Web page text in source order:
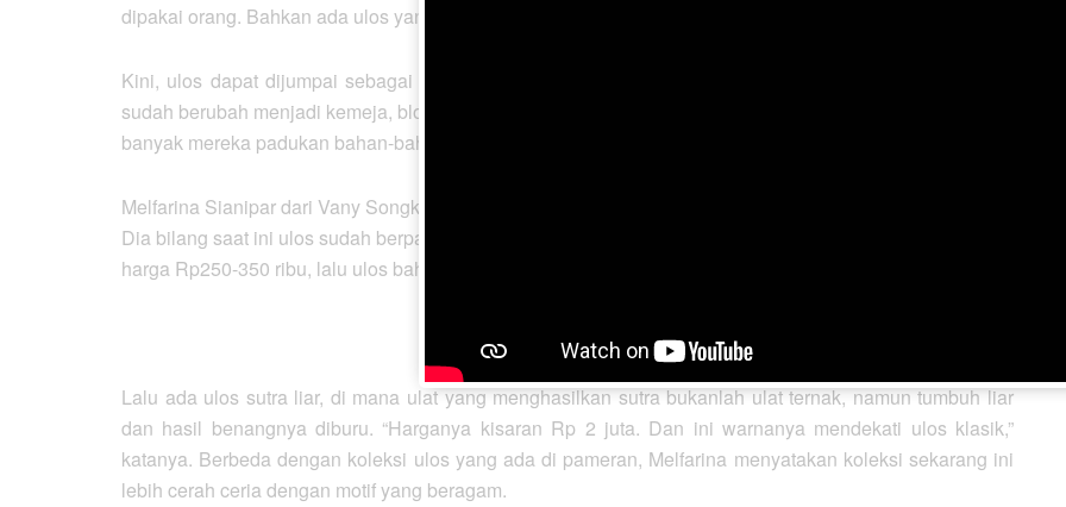
dipakai orang. Bahkan ada ulos yang hanya boleh dipakai oleh orang yang memiliki cucu.
Kini, ulos dapat dijumpai sebagai produk fashion yang apik. Bentuknya tak hanya berbentuk kain, tapi
sudah berubah menjadi kemeja, blouse, gaun, hingga berbagai jenis pernak-pernik. “Ulos sebagai fashion
banyak mereka padukan bahan-bahannya jadi kemeja,” ungkapnya.
Melfarina Sianipar dari Vany Songket Gallery juga mengakui saat ini ulos sudah menjadi produk fashion.
Dia bilang saat ini ulos sudah berpadu dan bisa dijadikan pakain jadi. Ada jenis blongket dengan kisaran
harga Rp250-350 ribu, lalu ulos bahan semi sutra yang harganya bisa menyentuh lebih dari Rp1 juta.
Lalu ada ulos sutra liar, di mana ulat yang menghasilkan sutra bukanlah ulat ternak, namun tumbuh liar
dan hasil benangnya diburu. “Harganya kisaran Rp 2 juta. Dan ini warnanya mendekati ulos klasik,”
katanya. Berbeda dengan koleksi ulos yang ada di pameran, Melfarina menyatakan koleksi sekarang ini
lebih cerah ceria dengan motif yang beragam.